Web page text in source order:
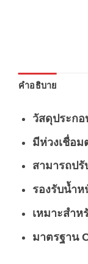
คำอธิบาย
วัสดุประกอ
มีห่วงเชื่อม
สามารถป
รองรับน้ำห
เหมาะสำ
มาตรฐาน